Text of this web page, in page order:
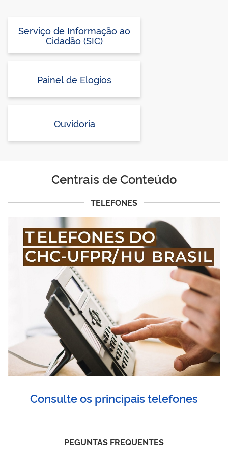
Serviço de Informação ao
Cidadão (SIC)
Painel de Elogios
Ouvidoria
Centrais de Conteúdo
TELEFONES
Consulte os principais telefones
PEGUNTAS FREQUENTES